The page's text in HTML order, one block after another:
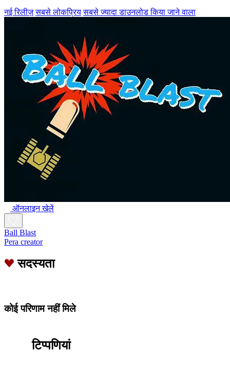
नई रिलीज़ सबसे लोकप्रिय सबसे ज्यादा डाउनलोड किया जाने वाला
ऑनलाइन खेलें
Ball Blast
Pera creator
सदस्यता
कोई परिणाम नहीं मिले
टिप्पणियां